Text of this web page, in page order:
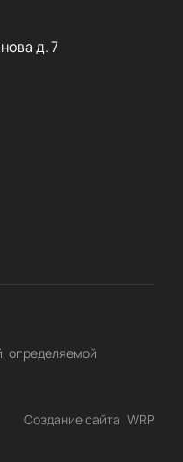
д. 7
определяемой
Создание сайта WRP